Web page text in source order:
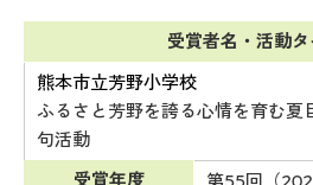
受賞者名・活動
熊本市立芳野小学校
ふるさと芳野を誇る心情を育む夏
句活動
受賞年度